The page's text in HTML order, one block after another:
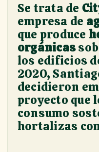
Se trata de
empresa de
que produce
orgánicas
los edificios
2020,
decidieron
proyecto que
consumo
hortalizas